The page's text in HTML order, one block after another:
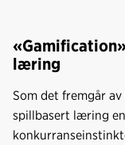
læring
Som det fremgår
spillbasert læring